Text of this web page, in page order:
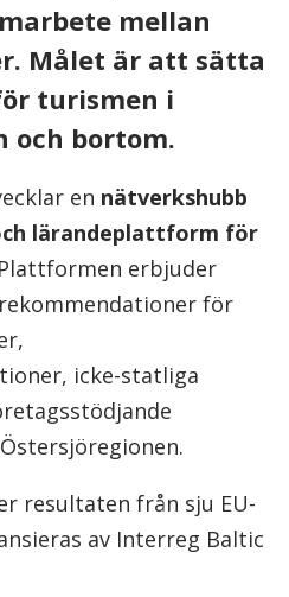
mellan
Målet är att sätta
turismen i
och bortom.
en nätverkshubb
lärandeplattform för
Plattformen erbjuder
för
icke-statliga
resultaten från sju EU-
av Interreg Baltic